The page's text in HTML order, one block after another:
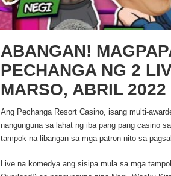
ABANGAN!
PECHANGA NG 2
MARSO, ABRIL 2022
Ang Pechanga Resort Casino, isang multi-
nangunguna sa lahat ng iba pang pang casino
tampok na libangan sa mga patron nito sa
Live na komedya ang sisipa mula sa mga